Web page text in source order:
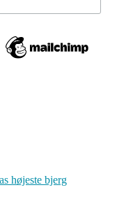
højeste bjerg